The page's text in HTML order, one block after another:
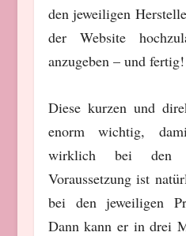
den jeweiligen
der Website
anzugeben – und fertig!
Diese kurzen und
enorm wichtig,
wirklich bei den
Voraussetzung ist
bei den jeweiligen
Dann kann er in drei